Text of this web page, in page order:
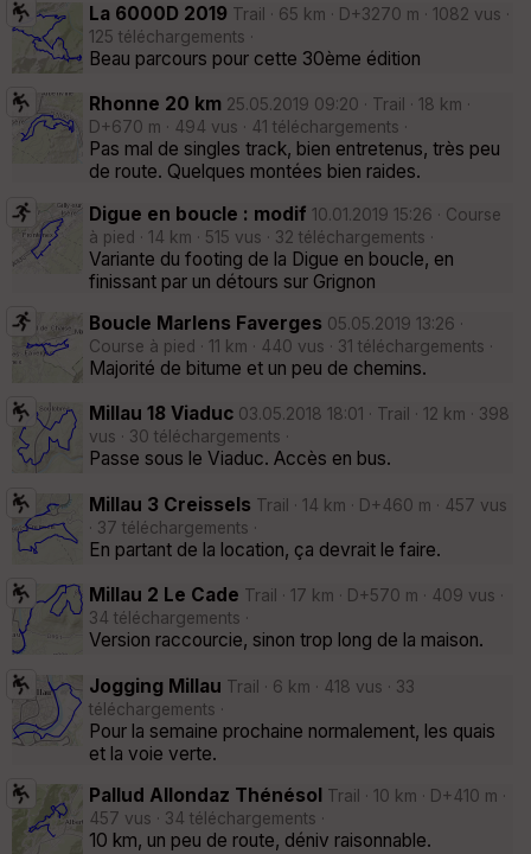
La 6000D 2019 Trail · 65 km · D+3270 m · 1082 vus ·
125 téléchargements ·
Beau parcours pour cette 30ème édition
Rhonne 20 km 25.05.2019 09:20 · Trail · 18 km ·
D+670 m · 494 vus · 41 téléchargements ·
Pas mal de singles track, bien entretenus, très peu
de route. Quelques montées bien raides.
Digue en boucle : modif 10.01.2019 15:26 · Course
à pied · 14 km · 515 vus · 32 téléchargements ·
Variante du footing de la Digue en boucle, en
finissant par un détours sur Grignon
Boucle Marlens Faverges 05.05.2019 13:26 ·
Course à pied · 11 km · 440 vus · 31 téléchargements ·
Majorité de bitume et un peu de chemins.
Millau 18 Viaduc 03.05.2018 18:01 · Trail · 12 km · 398
vus · 30 téléchargements ·
Passe sous le Viaduc. Accès en bus.
Millau 3 Creissels Trail · 14 km · D+460 m · 457 vus
· 37 téléchargements ·
En partant de la location, ça devrait le faire.
Millau 2 Le Cade Trail · 17 km · D+570 m · 409 vus ·
34 téléchargements ·
Version raccourcie, sinon trop long de la maison.
Jogging Millau Trail · 6 km · 418 vus · 33
téléchargements ·
Pour la semaine prochaine normalement, les quais
et la voie verte.
Pallud Allondaz Thénésol
Trail · 10 km · D+410 m ·
457 vus · 34 téléchargements ·
10 km, un peu de route, déniv raisonnable.